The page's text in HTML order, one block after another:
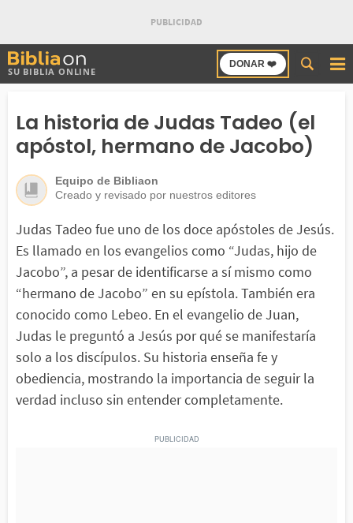
SU BIBLIA ONLINE
DONAR ❤️
Buscar
en
La historia de Judas Tadeo (el
apóstol, hermano de Jacobo)
Equipo de Bibliaon
Creado y revisado por nuestros editores
Judas Tadeo fue uno de los doce apóstoles de Jesús.
Es llamado en los evangelios como “Judas, hijo de
Jacobo”, a pesar de identificarse a sí mismo como
“hermano de Jacobo” en su epístola. También era
conocido como Lebeo. En el evangelio de Juan,
Judas le preguntó a Jesús por qué se manifestaría
solo a los discípulos. Su historia enseña fe y
obediencia, mostrando la importancia de seguir la
verdad incluso sin entender completamente.